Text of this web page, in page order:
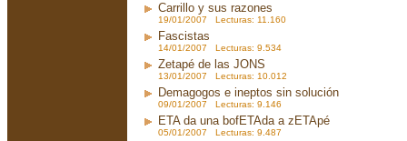
Carrillo y sus razones
19/01/2007 Lecturas: 11.160
Fascistas
14/01/2007 Lecturas: 9.534
Zetapé de las JONS
13/01/2007 Lecturas: 10.012
Demagogos e ineptos sin solución
09/01/2007 Lecturas: 9.146
ETA da una bofETAda a zETApé
05/01/2007 Lecturas: 9.487